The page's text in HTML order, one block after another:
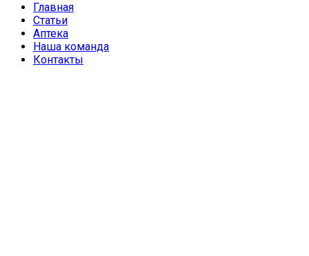
Главная
Статьи
Аптека
Наша команда
Контакты